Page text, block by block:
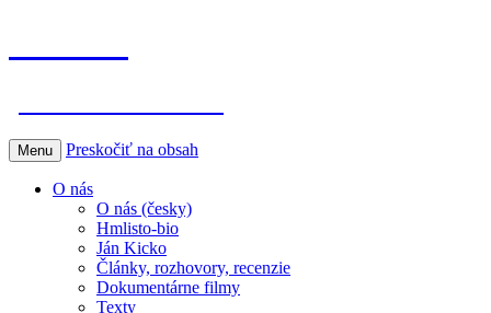
Menu Preskočiť na obsah
O nás
O nás (česky)
Hmlisto-bio
Ján Kicko
Články, rozhovory, recenzie
Dokumentárne filmy
Texty